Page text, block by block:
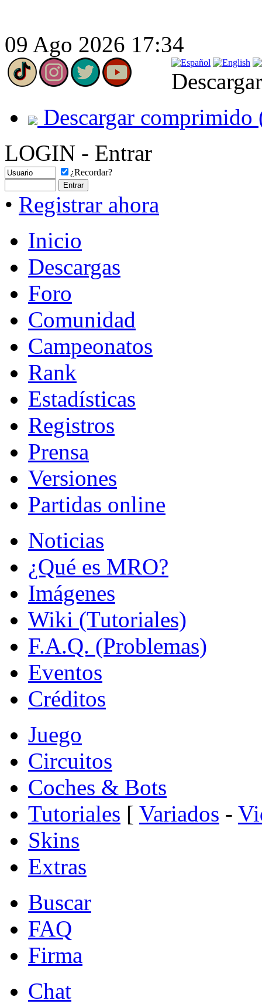
09 Ago 2026 17:34
Descargar comprimido
LOGIN - Entrar
¿Recordar?
• Registrar ahora
Inicio
Descargas
Foro
Comunidad
Campeonatos
Rank
Estadísticas
Registros
Prensa
Versiones
Partidas online
Noticias
¿Qué es MRO?
Imágenes
Wiki (Tutoriales)
F.A.Q. (Problemas)
Eventos
Créditos
Juego
Circuitos
Coches & Bots
Tutoriales [ Variados -
Skins
Extras
Buscar
FAQ
Firma
Chat